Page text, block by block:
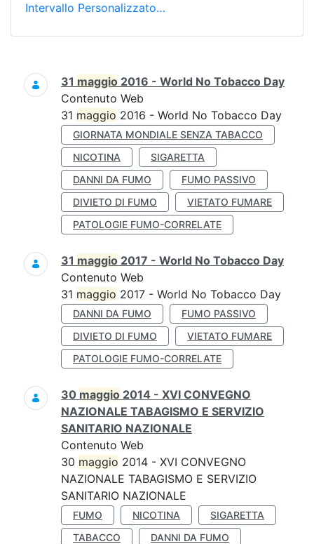
Intervallo Personalizzato…
Ricerca
31 maggio 2016 - World No Tobacco Day
Contenuto Web
31 maggio 2016 - World No Tobacco Day
GIORNATA MONDIALE SENZA TABACCO
NICOTINA
SIGARETTA
DANNI DA FUMO
FUMO PASSIVO
DIVIETO DI FUMO
VIETATO FUMARE
PATOLOGIE FUMO-CORRELATE
31 maggio 2017 - World No Tobacco Day
Contenuto Web
31 maggio 2017 - World No Tobacco Day
DANNI DA FUMO
FUMO PASSIVO
DIVIETO DI FUMO
VIETATO FUMARE
PATOLOGIE FUMO-CORRELATE
30 maggio 2014 - XVI CONVEGNO
NAZIONALE TABAGISMO E SERVIZIO
SANITARIO NAZIONALE
Contenuto Web
30 maggio 2014 - XVI CONVEGNO
NAZIONALE TABAGISMO E SERVIZIO
SANITARIO NAZIONALE
FUMO NICOTINA
SIGARETTA
TABACCO
DANNI DA FUMO